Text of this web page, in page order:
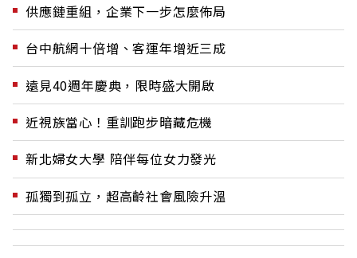
供應鏈重組，企業下一步怎麼佈局
台中航網十倍增、客運年增近三成
遠見40週年慶典，限時盛大開啟
近視族當心！重訓跑步暗藏危機
新北婦女大學 陪伴每位女力發光
孤獨到孤立，超高齡社會風險升溫